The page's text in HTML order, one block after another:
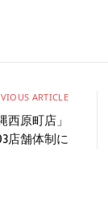
ARTICLE
原町店」
店舗体制に